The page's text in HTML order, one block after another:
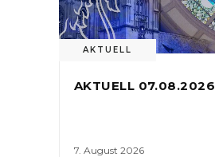
AKTUELL
AKTUELL 07.08.2026
7. August 2026